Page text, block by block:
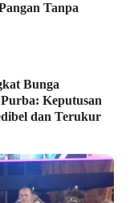
Tanpa
Bunga
Keputusan
dan Terukur